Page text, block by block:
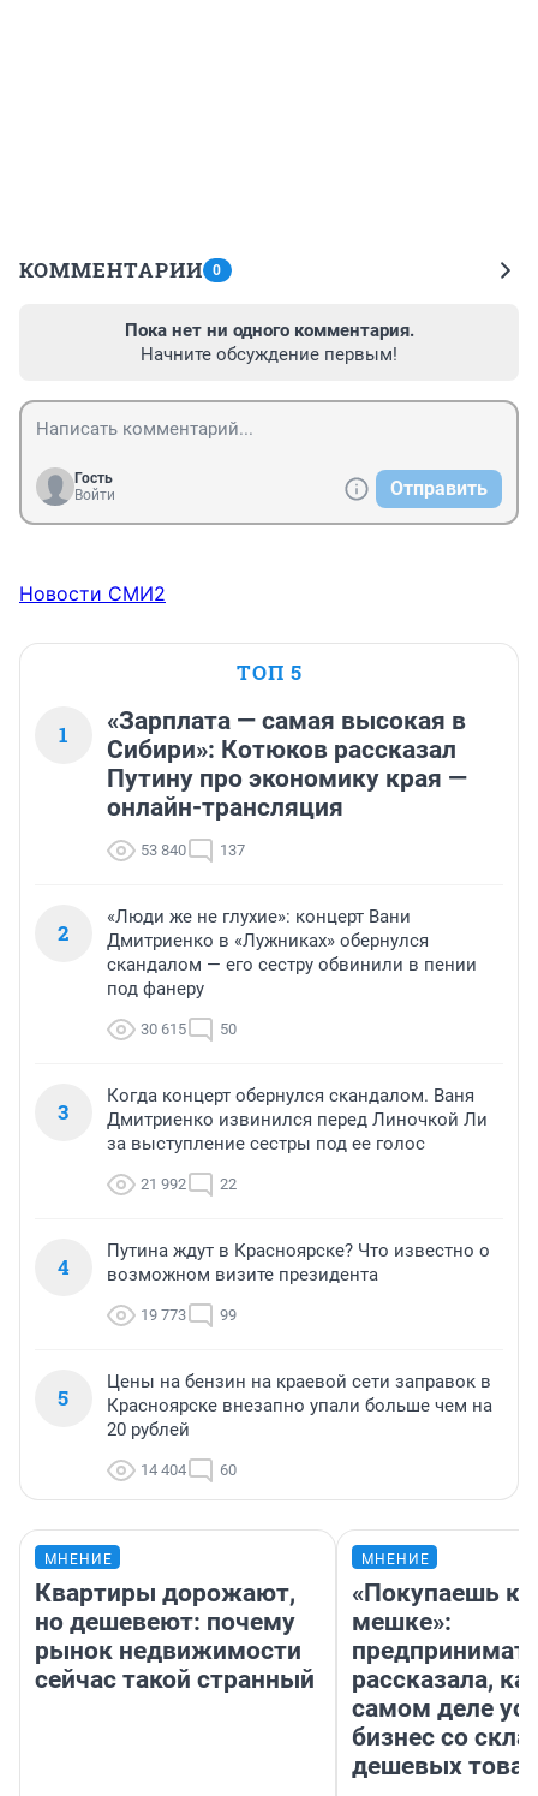
КОММЕНТАРИИ 0
Пока нет ни одного комментария.
Начните обсуждение первым!
Гость
Войти
Отправить
Новости СМИ2
ТОП 5
1
«Зарплата — самая высокая в
Сибири»: Котюков рассказал
Путину про экономику края —
онлайн-трансляция
53 840 137
2
«Люди же не глухие»: концерт Вани
Дмитриенко в «Лужниках» обернулся
скандалом — его сестру обвинили в пении
под фанеру
30 615 50
3
Когда концерт обернулся скандалом. Ваня
Дмитриенко извинился перед Линочкой Ли
за выступление сестры под ее голос
21 992 22
4
Путина ждут в Красноярске? Что известно о
возможном визите президента
19 773 99
5
Цены на бензин на краевой сети заправок в
Красноярске внезапно упали больше чем на
20 рублей
14 404 60
МНЕНИЕ
Квартиры дорожают,
но дешевеют: почему
рынок недвижимости
сейчас такой странный
МНЕНИЕ
«Покупаешь
мешке»:
рассказала,
самом деле
бизнес со
дешевых